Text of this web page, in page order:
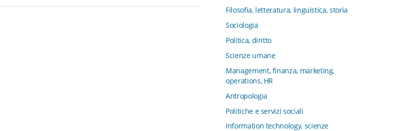
Sociologia e Diritto dell’Economia
Università di Bologna
Collana di Clinica della formazione
Collana di Ragioneria ed Economia
Aziendale - SIDREA
Collana di Storia delle istituzioni
l’Infanzia
Filosofia, letteratura, linguistica, storia
Sociologia
Politica, diritto
Scienze umane
Management, finanza, marketing,
operations, HR
Antropologia
Politiche e servizi sociali
Information technology, scienze